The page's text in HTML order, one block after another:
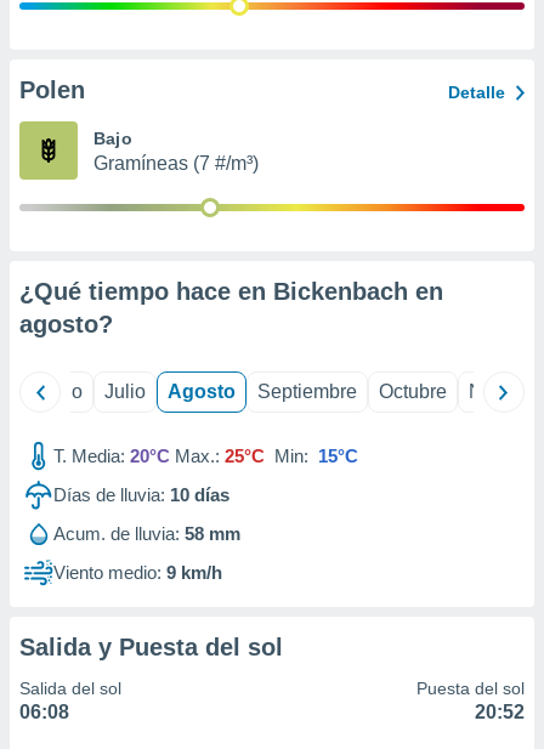
publicidad
de
Polen Detalle
Bajo
Gramíneas (7 #/m³)
¿Qué tiempo hace en Bickenbach en
agosto?
Junio Julio Agosto Septiembre Octubre
T. Media: 20°C Max.: 25°C Min: 15°C
Días de lluvia: 10 días
Acum. de lluvia: 58 mm
Viento medio: 9 km/h
Salida y Puesta del sol
Salida del sol
06:08
Puesta del sol
20:52